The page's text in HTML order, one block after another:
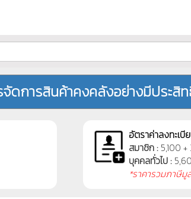
จัดการสินค้าคงคลังอย่างมีประสิ
อัตราค่าลงทะเบี
สมาชิก :5,100 +
บุคคลทั่วไป :
*ราคารวมภาษีมู